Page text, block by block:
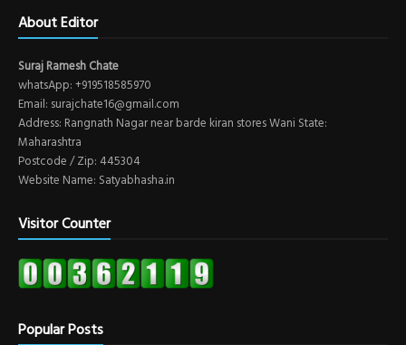
About Editor
Suraj Ramesh Chate
whatsApp: +919518585970
Email: surajchate16@gmail.com
Address: Rangnath Nagar near barde kiran stores Wani State:
Maharashtra
Postcode / Zip: 445304
Website Name: Satyabhasha.in
Visitor Counter
Popular Posts